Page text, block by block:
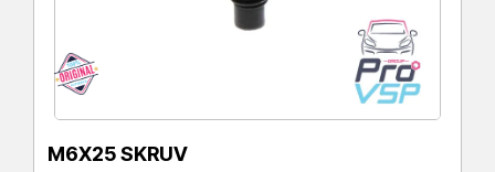
M6X25 SKRUV